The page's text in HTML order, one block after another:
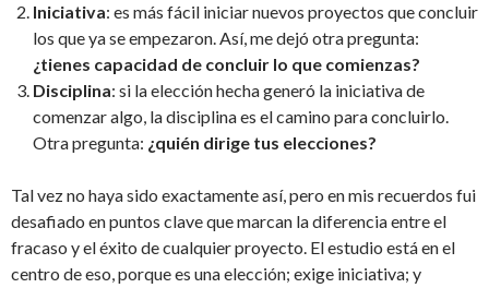
Iniciativa: es más fácil iniciar nuevos proyectos que concluir
los que ya se empezaron. Así, me dejó otra pregunta:
¿tienes capacidad de concluir lo que comienzas?
Disciplina: si la elección hecha generó la iniciativa de
comenzar algo, la disciplina es el camino para concluirlo.
Otra pregunta: ¿quién dirige tus elecciones?
Tal vez no haya sido exactamente así, pero en mis recuerdos fui
desafiado en puntos clave que marcan la diferencia entre el
fracaso y el éxito de cualquier proyecto. El estudio está en el
centro de eso, porque es una elección; exige iniciativa; y